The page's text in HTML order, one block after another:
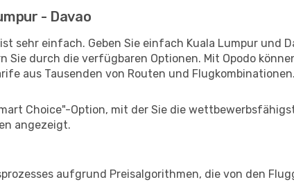
- Davao
sehr einfach. Geben Sie einfach Kuala Lumpur und
Sie durch die verfügbaren Optionen. Mit Opodo
aus Tausenden von Routen und Flugkombinationen.
Choice"-Option, mit der Sie die
angezeigt.
aufgrund Preisalgorithmen, die von den